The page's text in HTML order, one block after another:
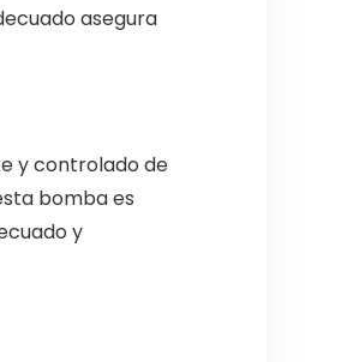
asegura
y controlado de
bomba es
y